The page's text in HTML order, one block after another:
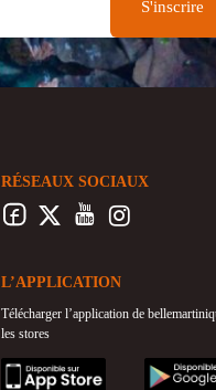
RÉSEAUX SOCIAUX
L’APPLICATION
Télécharger l’application de
les stores
appstore googleplay